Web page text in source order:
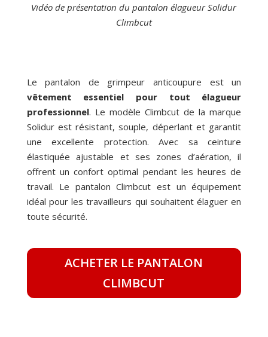
Vidéo de présentation du pantalon élagueur Solidur
Climbcut
Le pantalon de grimpeur anticoupure est un
vêtement essentiel pour tout élagueur
professionnel. Le modèle Climbcut de la marque
Solidur est résistant, souple, déperlant et garantit
une excellente protection. Avec sa ceinture
élastiquée ajustable et ses zones d’aération, il
offrent un confort optimal pendant les heures de
travail. Le pantalon Climbcut est un équipement
idéal pour les travailleurs qui souhaitent élaguer en
toute sécurité.
ACHETER LE PANTALON
CLIMBCUT